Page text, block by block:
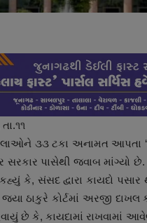
૩૩ ટકા અનામત આપતા
પાસેથી જવાબ માંગ્યો
કે, સંસદ દ્વારા કાયદો પસાર
ઠાકુરે કોર્ટમાં અરજી
છે કે, કાયદામાં રાખવામાં